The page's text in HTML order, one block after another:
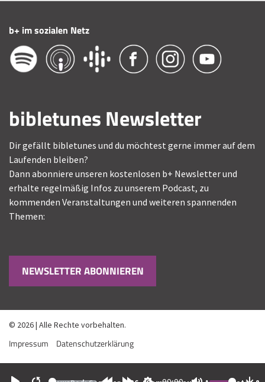
b+ im sozialen Netz
bibletunes Newsletter
Dir gefällt bibletunes und du möchtest gerne immer auf dem
Laufenden bleiben?
Dann abonniere unseren kostenlosen b+ Newsletter und
erhalte regelmäßig Infos zu unserem Podcast, zu
kommenden Veranstaltungen und weiteren spannenden
Themen:
NEWSLETTER ABONNIEREN
© 2026 | Alle Rechte vorbehalten.
Impressum Datenschutzerklärung